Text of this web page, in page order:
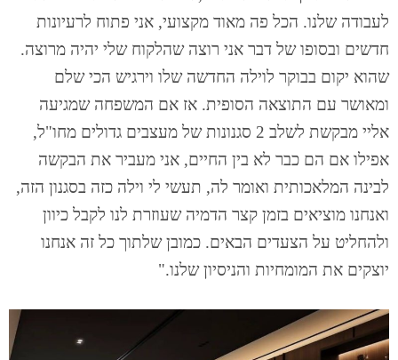
לעבודה שלנו. הכל פה מאוד מקצועי, אני פתוח לרעיונות
חדשים ובסופו של דבר אני רוצה שהלקוח שלי יהיה מרוצה.
שהוא יקום בבוקר לוילה החדשה שלו וירגיש הכי שלם
ומאושר עם התוצאה הסופית. אז אם המשפחה שמגיעה
אליי מבקשת לשלב 2 סגנונות של מעצבים גדולים מחו"ל,
אפילו אם הם כבר לא בין החיים, אני מעביר את הבקשה
לבינה המלאכותית ואומר לה, תעשי לי וילה כזה בסגנון הזה,
ואנחנו מוציאים בזמן קצר הדמיה שעוזרת לנו לקבל כיוון
ולהחליט על הצעדים הבאים. כמובן שלתוך כל זה אנחנו
יוצקים את המומחיות והניסיון שלנו."